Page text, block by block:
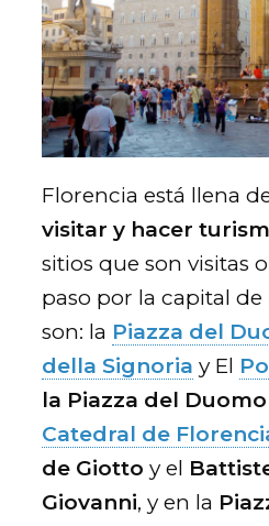
Florencia está llena
visitar y hacer
sitios que son visitas
paso por la capital
son: la Piazza del
della Signoria y El
la Piazza del Duomo
Catedral de
de Giotto y el
Giovanni, y en la